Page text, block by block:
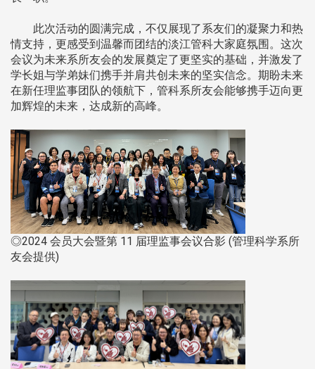
此次活动的圆满完成，不仅展现了系友们的凝聚力和热
情支持，更感受到温馨而团结的淡江管科大家庭氛围。这次
会议为未来系所友会的发展奠定了更坚实的基础，并激发了
学长姐与学弟妹们携手并肩共创未来的坚实信念。期盼未来
在新任理监事团队的领航下，管科系所友会能够携手迈向更
加辉煌的未来，达成新的高峰。
◎2024 会员大会暨第 11 届理监事会议合影 (管理科学系所
友会提供)